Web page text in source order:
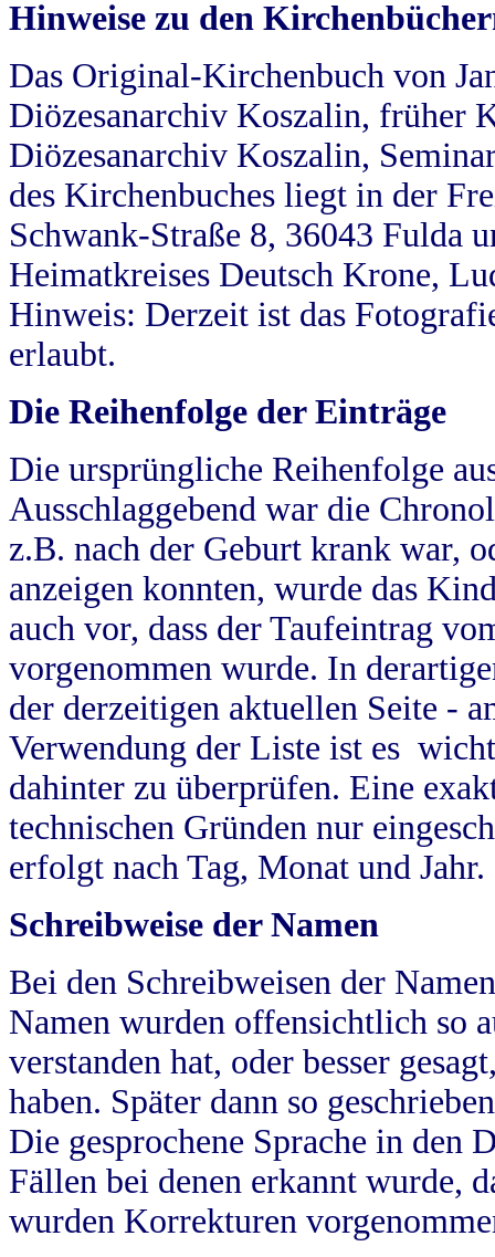
Hinweise zu den
Das Original-Kirchenbuch von
Diözesanarchiv Koszalin, früher
Diözesanarchiv Koszalin,
des Kirchenbuches liegt in der
Schwank-Straße 8, 36043 Fulda
Heimatkreises Deutsch Krone,
Hinweis: Derzeit ist das
erlaubt.
Die Reihenfolge der Einträge
Die ursprüngliche Reihenfolge
Ausschlaggebend war die
z.B. nach der Geburt krank war,
anzeigen konnten, wurde das
auch vor, dass der Taufeintrag
vorgenommen wurde. In
der derzeitigen aktuellen Seite -
Verwendung der Liste ist es
dahinter zu überprüfen. Eine
technischen Gründen nur
erfolgt nach Tag, Monat und Jahr.
Schreibweise der Namen
Bei den Schreibweisen der
Namen wurden offensichtlich so
verstanden hat, oder besser
haben. Später dann so
Die gesprochene Sprache in
Fällen bei denen erkannt wurde,
wurden Korrekturen